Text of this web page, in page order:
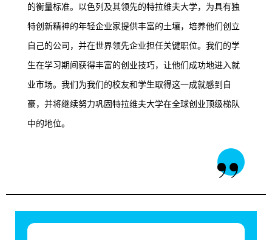
的衡量标准。以色列及其领先的特拉维夫大学，为具有独
特创新精神的年轻企业家提供丰富的土壤，培养他们创立
自己的公司，并在世界领先企业担任关键职位。我们的学
生在学习期间获得丰富的创业技巧，让他们成功地进入就
业市场。我们为我们的校友和学生取得这一成就感到自
豪，并将继续努力巩固特拉维夫大学在全球创业顶级梯队
中的地位。